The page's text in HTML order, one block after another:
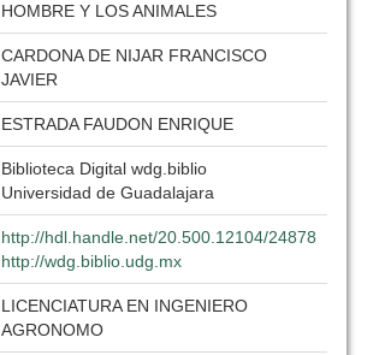
HOMBRE Y LOS ANIMALES
CARDONA DE NIJAR FRANCISCO
JAVIER
ESTRADA FAUDON ENRIQUE
Biblioteca Digital wdg.biblio
Universidad de Guadalajara
http://hdl.handle.net/20.500.12104/24878
http://wdg.biblio.udg.mx
LICENCIATURA EN INGENIERO
AGRONOMO